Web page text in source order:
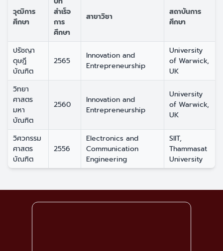
วุฒิการ
ศึกษา
สำเร็จ
การ
ศึกษา
สาขาวิชา
สถาบันการ
ศึกษา
ปรัชญา
ดุษฎี
บัณฑิต
2565
Innovation and
Entrepreneurship
University
of Warwick,
UK
วิทยา
ศาสตร
มหา
บัณฑิต
2560
Innovation and
Entrepreneurship
University
of Warwick,
UK
วิศวกรรม
ศาสตร
บัณฑิต
2556
Electronics and
Communication
Engineering
SIIT,
Thammasat
University